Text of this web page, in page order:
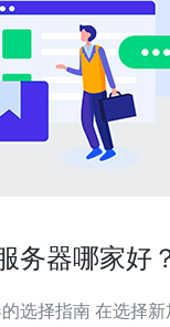
务器哪家好
选择指南 在选择